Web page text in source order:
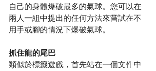
自己的身體爆破最多的氣球。您可以在
兩人一組中提出的任何方法來嘗試在不
用手或腳的情況下爆破氣球。
抓住龍的尾巴
類似於標籤遊戲，首先站在一個文件中